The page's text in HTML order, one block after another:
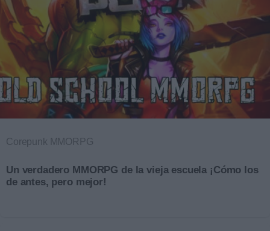
Corepunk MMORPG
Un verdadero MMORPG de la vieja escuela ¡Cómo los
de antes, pero mejor!